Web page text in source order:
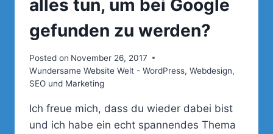
alles tun, um bei Google
gefunden zu werden?
Posted on November 26, 2017
Wundersame Website Welt - WordPress, Webdesign,
SEO und Marketing
Ich freue mich, dass du wieder dabei bist
und ich habe ein echt spannendes Thema